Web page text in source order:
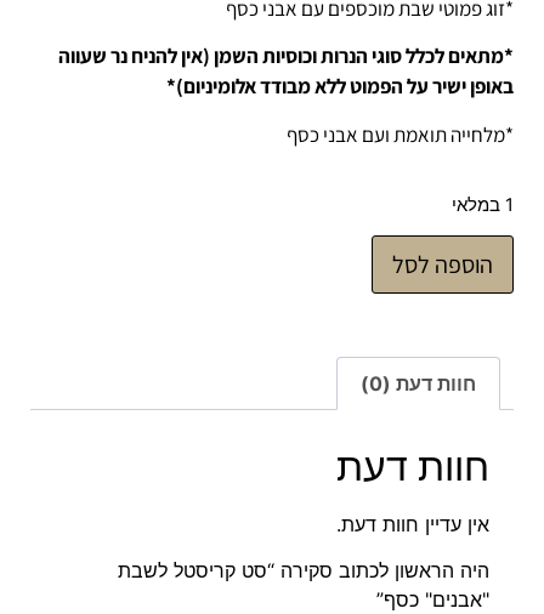
*זוג פמוטי שבת מוכספים עם אבני כסף
*מתאים לכלל סוגי הנרות וכוסיות השמן (אין להניח נר שעווה
באופן ישיר על הפמוט ללא מבודד אלומיניום)*
*מלחייה תואמת ועם אבני כסף
1 במלאי
הוספה לסל
חוות דעת (0)
חוות דעת
אין עדיין חוות דעת.
היה הראשון לכתוב סקירה “סט קריסטל לשבת
"אבנים" כסף”